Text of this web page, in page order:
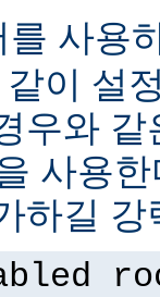
를 사용
이 설
우와
사용
하길 강